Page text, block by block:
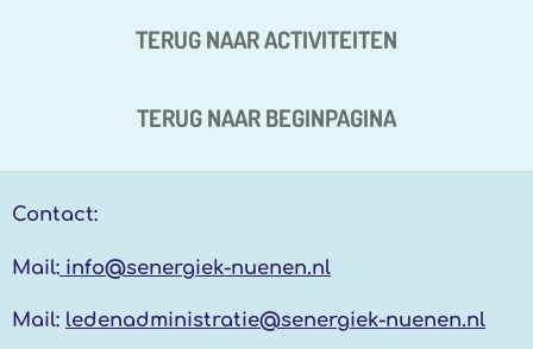
TERUG NAAR ACTIVITEITEN
TERUG NAAR BEGINPAGINA
Contact:
Mail: info@senergiek-nuenen.nl
Mail: ledenadministratie@senergiek-nuenen.nl